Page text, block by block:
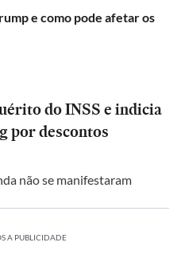
e como pode afetar os
do INSS e indicia
por descontos
não se manifestaram
A PUBLICIDADE